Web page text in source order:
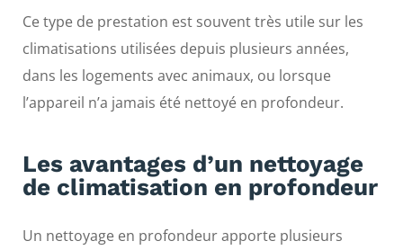
Ce type de prestation est souvent très utile sur les
climatisations utilisées depuis plusieurs années,
dans les logements avec animaux, ou lorsque
l’appareil n’a jamais été nettoyé en profondeur.
Les avantages d’un nettoyage
de climatisation en profondeur
Un nettoyage en profondeur apporte plusieurs